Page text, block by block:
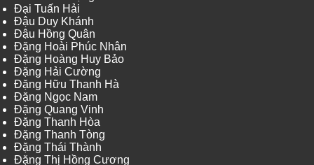
Đại Tuấn Hải
Đậu Duy Khánh
Đậu Hồng Quân
Đặng Hoài Phúc Nhân
Đặng Hoàng Huy Bảo
Đặng Hải Cường
Đặng Hữu Thanh Hà
Đặng Ngọc Nam
Đặng Quang Vinh
Đặng Thanh Hòa
Đặng Thanh Tòng
Đặng Thái Thành
Đặng Thị Hồng Cương